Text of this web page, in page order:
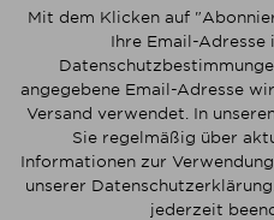
Mit dem Klicken auf
Ihre Email-Adresse
angegebene Email-Adresse
Versand verwendet. In
Sie regelmäßig über
Informationen zur
unserer
jederzeit